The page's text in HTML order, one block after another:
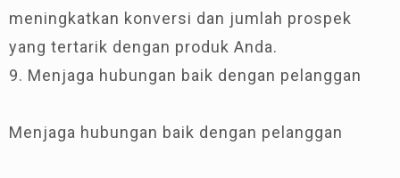
meningkatkan konversi dan jumlah prospek
yang tertarik dengan produk Anda.
9. Menjaga hubungan baik dengan pelanggan
Menjaga hubungan baik dengan pelanggan